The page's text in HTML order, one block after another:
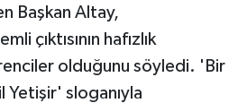
Başkan Altay,
çıktısının hafızlık
olduğunu söyledi. 'Bir
Yetişir' sloganıyla